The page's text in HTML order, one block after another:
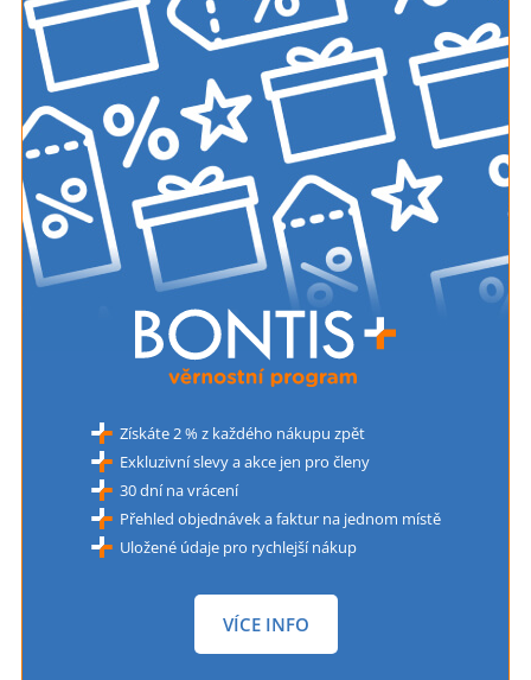
Získáte 2 % z každého nákupu zpět
Exkluzivní slevy a akce jen pro členy
30 dní na vrácení
Přehled objednávek a faktur na jednom místě
Uložené údaje pro rychlejší nákup
VÍCE INFO